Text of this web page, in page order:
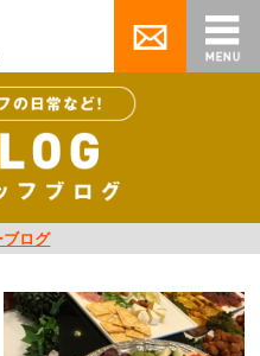
ブログ